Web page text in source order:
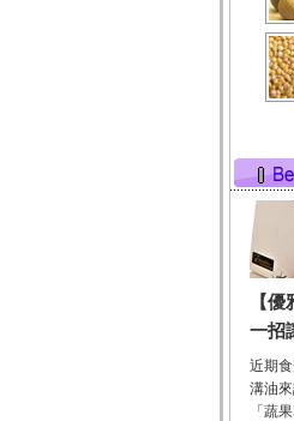
【
一招
近期
溝油
「蔬